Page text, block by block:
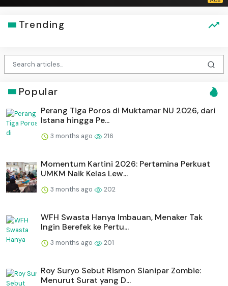
Trending
Popular
Perang Tiga Poros di Muktamar NU 2026, dari
Istana hingga Pe...
3 months ago 216
Momentum Kartini 2026: Pertamina Perkuat
UMKM Naik Kelas Lew...
3 months ago 202
WFH Swasta Hanya Imbauan, Menaker Tak
Ingin Berefek ke Pertu...
3 months ago 201
Roy Suryo Sebut Rismon Sianipar Zombie:
Menurut Surat yang D...